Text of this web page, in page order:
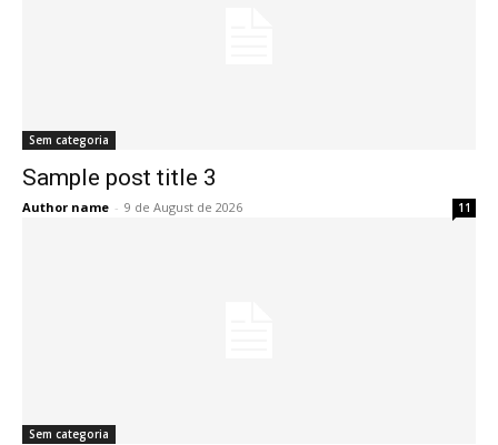
Sem categoria
Sample post title 3
Author name - 9 de August de 2026 11
Sem categoria